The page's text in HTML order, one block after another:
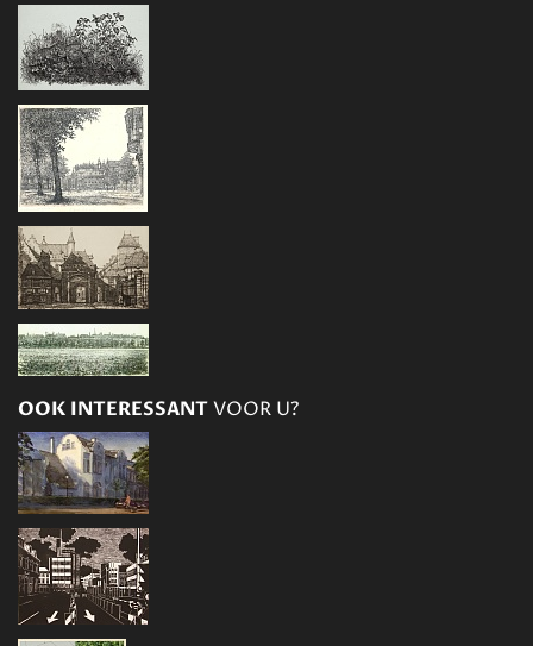
OOK INTERESSANTVOOR U?